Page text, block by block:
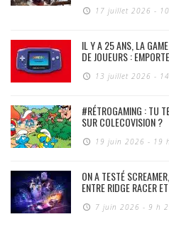
17 juillet 2026 -
IL Y A 25 ANS, LA
DE JOUEURS :
13 juillet 2026 -
#RÉTROGAMING : TU
SUR COLECOVISION ?
19 juin 2026 - 19
ON A TESTÉ
ENTRE RIDGE RACER
7 juin 2026 - 9 h